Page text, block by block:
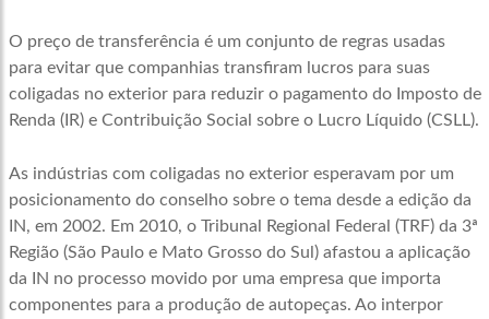
O preço de transferência é um conjunto de regras usadas
para evitar que companhias transfiram lucros para suas
coligadas no exterior para reduzir o pagamento do Imposto de
Renda (IR) e Contribuição Social sobre o Lucro Líquido (CSLL).
As indústrias com coligadas no exterior esperavam por um
posicionamento do conselho sobre o tema desde a edição da
IN, em 2002. Em 2010, o Tribunal Regional Federal (TRF) da 3ª
Região (São Paulo e Mato Grosso do Sul) afastou a aplicação
da IN no processo movido por uma empresa que importa
componentes para a produção de autopeças. Ao interpor